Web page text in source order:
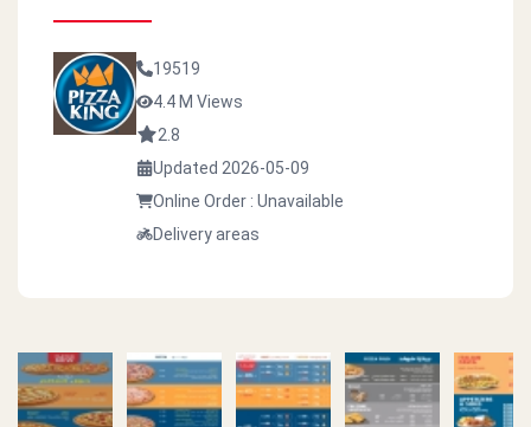
19519
4.4 M Views
2.8
Updated 2026-05-09
Online Order : Unavailable
Delivery areas